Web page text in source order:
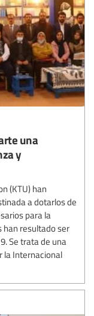
una
y
(KTU) han
a dotarlos de
para la
han resultado ser
Se trata de una
la Internacional